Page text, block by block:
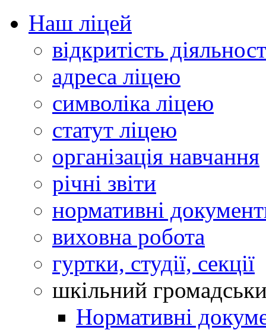
Наш ліцей
відкритість
адреса ліцею
символіка ліцею
статут ліцею
організація навчання
річні звіти
нормативні
виховна робота
гуртки, студії, секції
шкільний
Нормативні